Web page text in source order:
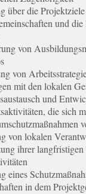
über die
und
von
von
mit den lokalen
und
die sich
von lokalen
ihrer langfristigen
eines
in dem